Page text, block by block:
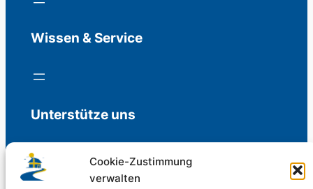
Cookie-Zustimmung
verwalten
Wissen & Service
Unterstütze uns
Freiwillige Spenden für die Aufrechterhaltung